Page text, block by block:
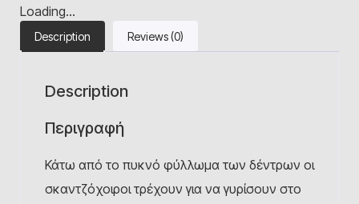
Loading...
Description Reviews (0)
Description
Περιγραφή
Κάτω από το πυκνό φύλλωμα των δέντρων οι
σκαντζόχοιροι τρέχουν για να γυρίσουν στο